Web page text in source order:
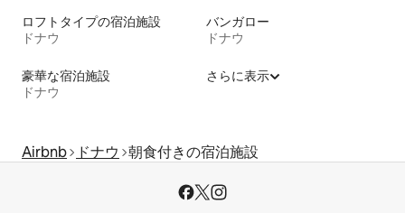
ロフトタイプの宿泊施設
ドナウ
バンガロー
ドナウ
豪華な宿泊施設
ドナウ
さらに表示
Airbnb ドナウ 朝食付きの宿泊施設